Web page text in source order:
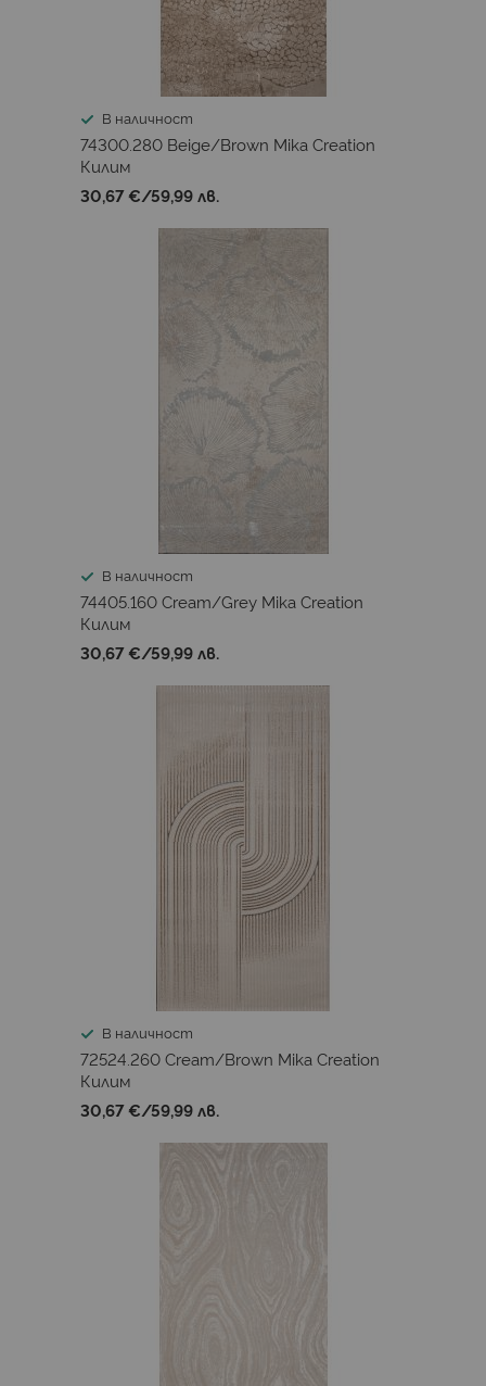
В наличност
74300.280 Beige/Brown Mika Creation
Килим
30,67 €/59,99 лв.
В наличност
74405.160 Cream/Grey Mika Creation
Килим
30,67 €/59,99 лв.
В наличност
72524.260 Cream/Brown Mika Creation
Килим
30,67 €/59,99 лв.